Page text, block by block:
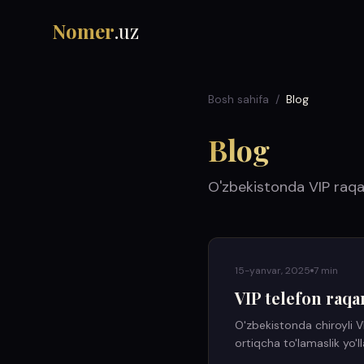
Nomer.uz
Bosh sahifa / Blog
Blog
O'zbekistonda VIP
15-yanvar, 2025 7 min
VIP telefon
O'zbekistonda chiroyli
ortiqcha to'lamaslik